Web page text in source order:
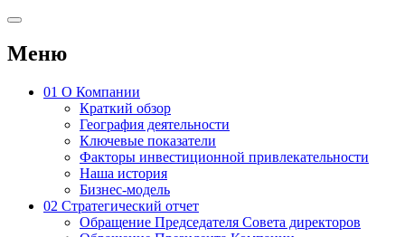
Меню
01 О Компании
Краткий обзор
География деятельности
Ключевые показатели
Факторы инвестиционной привлекательности
Наша история
Бизнес-модель
02 Стратегический отчет
Обращение Председателя Совета директоров